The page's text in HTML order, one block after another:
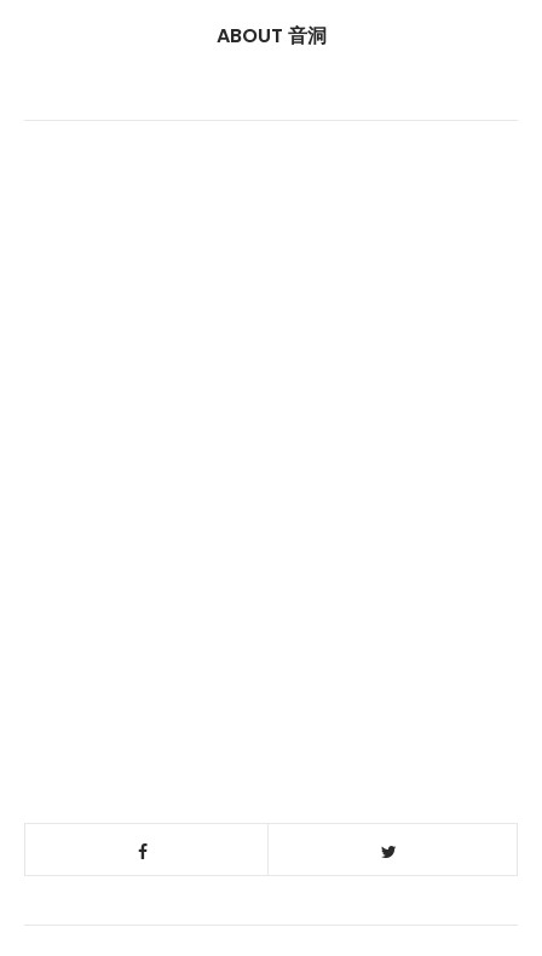
ABOUT 音洞